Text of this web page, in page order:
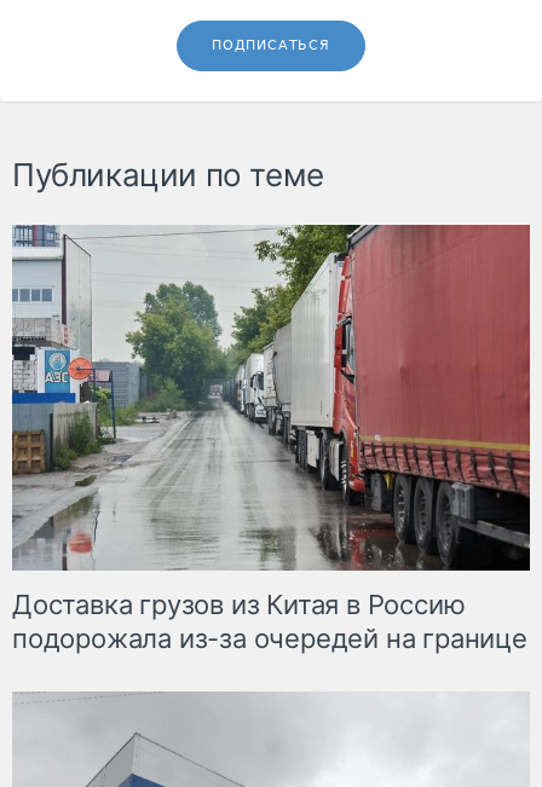
ПОДПИСАТЬСЯ
Публикации по теме
Доставка грузов из Китая в Россию
подорожала из-за очередей на границе